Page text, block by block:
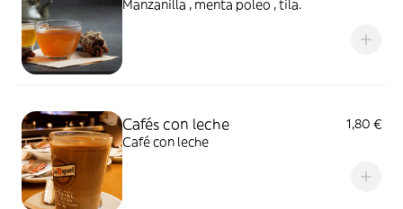
Manzanilla , menta poleo , tila.
Cafés con leche
1,80 €
Café con leche